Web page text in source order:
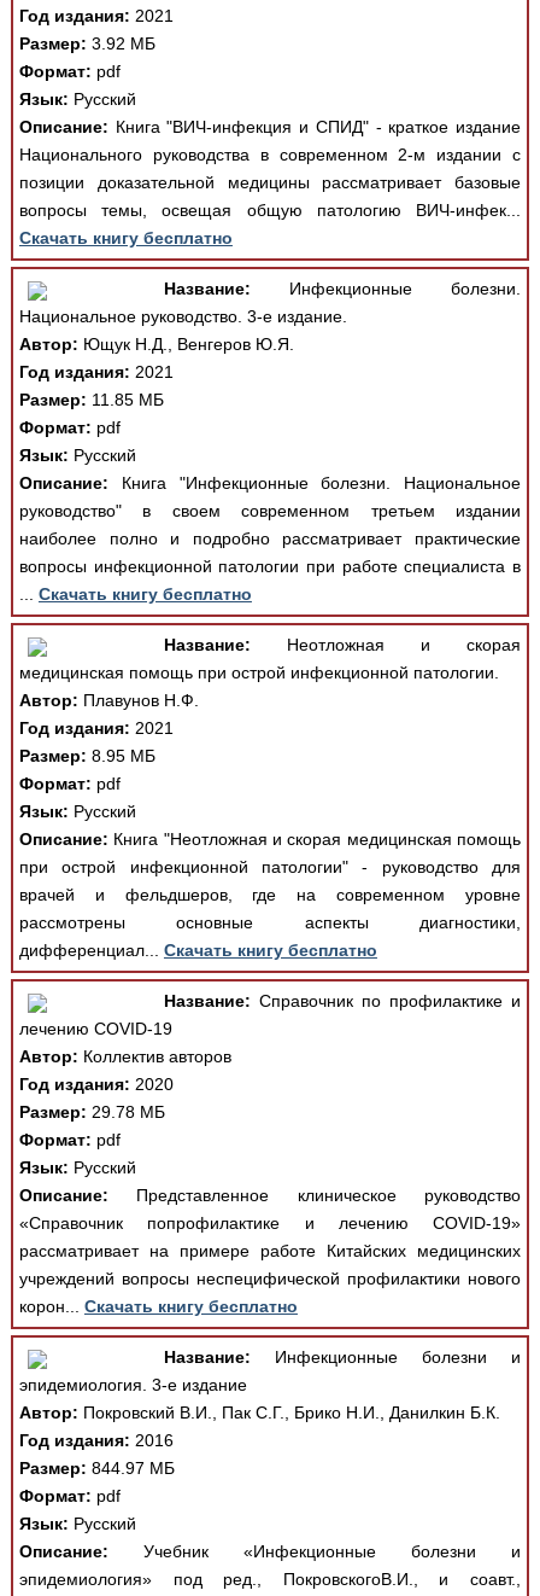
Год издания: 2021
Размер: 3.92 МБ
Формат: pdf
Язык: Русский
Описание: Книга "ВИЧ-инфекция и СПИД" - краткое издание
Национального руководства в современном 2-м издании с
позиции доказательной медицины рассматривает базовые
вопросы темы, освещая общую патологию ВИЧ-инфек...
Скачать книгу бесплатно
Название: Инфекционные болезни.
Национальное руководство. 3-е издание.
Автор: Ющук Н.Д., Венгеров Ю.Я.
Год издания: 2021
Размер: 11.85 МБ
Формат: pdf
Язык: Русский
Описание: Книга "Инфекционные болезни. Национальное
руководство" в своем современном третьем издании
наиболее полно и подробно рассматривает практические
вопросы инфекционной патологии при работе специалиста в
Скачать книгу бесплатно
Название: Неотложная и скорая
медицинская помощь при острой инфекционной патологии.
Автор: Плавунов Н.Ф.
Год издания: 2021
Размер: 8.95 МБ
Формат: pdf
Язык: Русский
Описание: Книга "Неотложная и скорая медицинская помощь
при острой инфекционной патологии" - руководство для
врачей и фельдшеров, где на современном уровне
рассмотрены основные аспекты диагностики,
дифференциал... Скачать книгу бесплатно
Название: Справочник по профилактике и
лечению COVID-19
Автор: Коллектив авторов
Год издания: 2020
Размер: 29.78 МБ
Формат: pdf
Язык: Русский
Описание: Представленное клиническое руководство
«Справочник попрофилактике и лечению COVID-19»
рассматривает на примере работе Китайских медицинских
учреждений вопросы неспецифической профилактики нового
корон... Скачать книгу бесплатно
Название: Инфекционные болезни и
эпидемиология. 3-е издание
Автор: Покровский В.И., Пак С.Г., Брико Н.И., Данилкин Б.К.
Год издания: 2016
Размер: 844.97 МБ
Формат: pdf
Язык: Русский
Описание: Учебник «Инфекционные болезни и
эпидемиология» под ред., ПокровскогоВ.И., и соавт.,